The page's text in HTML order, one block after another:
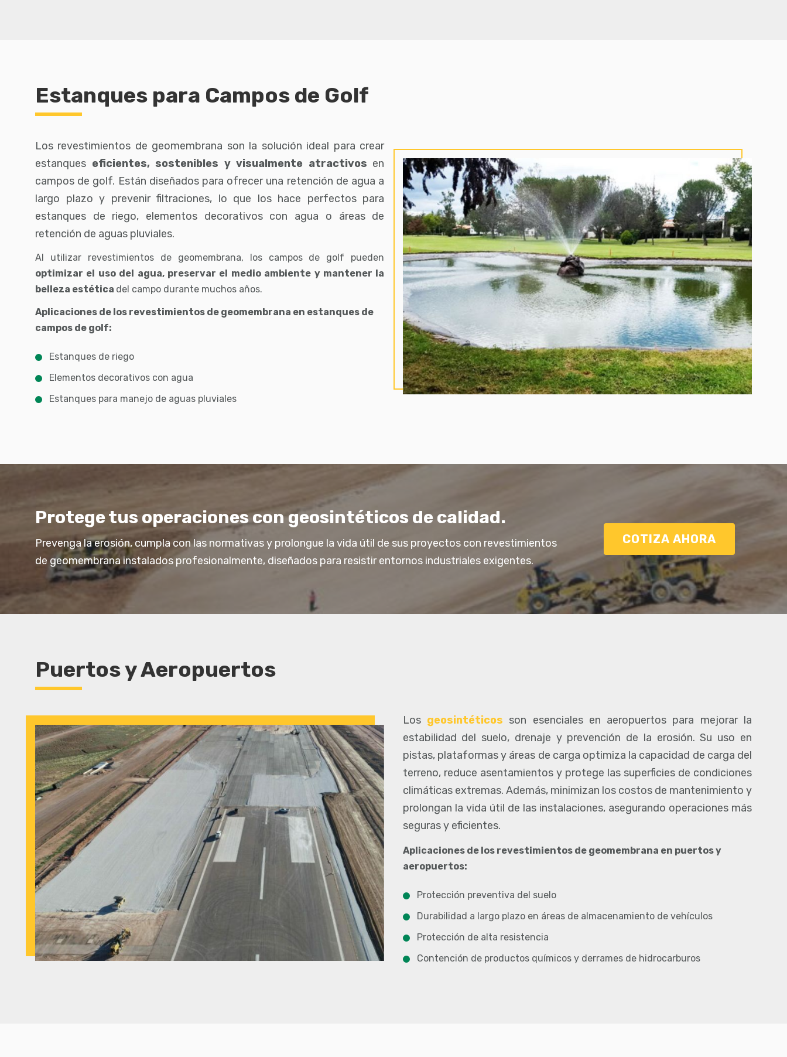
Estanques para Campos de Golf
Los revestimientos de geomembrana son la solución ideal para crear
estanques eficientes, sostenibles y visualmente atractivos en
campos de golf. Están diseñados para ofrecer una retención de agua a
largo plazo y prevenir filtraciones, lo que los hace perfectos para
estanques de riego, elementos decorativos con agua o áreas de
retención de aguas pluviales.
Al utilizar revestimientos de geomembrana, los campos de golf pueden
optimizar el uso del agua, preservar el medio ambiente y mantener la
belleza estética del campo durante muchos años.
Aplicaciones de los revestimientos de geomembrana en estanques de
campos de golf:
Estanques de riego
Elementos decorativos con agua
Estanques para manejo de aguas pluviales
Protege tus operaciones con geosintéticos de calidad.
Prevenga la erosión, cumpla con las normativas y prolongue la vida útil de sus proyectos con revestimientos
de geomembrana instalados profesionalmente, diseñados para resistir entornos industriales exigentes.
COTIZA AHORA
Puertos y Aeropuertos
Los geosintéticos son esenciales en aeropuertos para mejorar la
estabilidad del suelo, drenaje y prevención de la erosión. Su uso en
pistas, plataformas y áreas de carga optimiza la capacidad de carga del
terreno, reduce asentamientos y protege las superficies de condiciones
climáticas extremas. Además, minimizan los costos de mantenimiento y
prolongan la vida útil de las instalaciones, asegurando operaciones más
seguras y eficientes.
Aplicaciones de los revestimientos de geomembrana en puertos y
aeropuertos:
Protección preventiva del suelo
Durabilidad a largo plazo en áreas de almacenamiento de vehículos
Protección de alta resistencia
Contención de productos químicos y derrames de hidrocarburos